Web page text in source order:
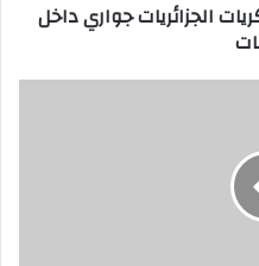
الجزائريات جواري داخل